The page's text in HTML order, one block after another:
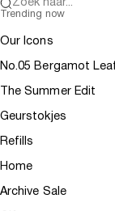
Zoek naar...
Trending now
Our Icons
No.05 Bergamot
The Summer Edit
Geurstokjes
Refills
Home
Archive Sale